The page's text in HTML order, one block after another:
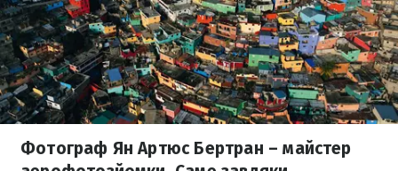
Фотограф Ян Артюс Бертран – майстер